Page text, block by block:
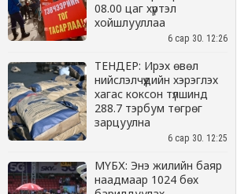
08.00 цаг хүртэл
хойшлууллаа
6 сар 30. 12:26
ТЕНДЕР: Ирэх өвөл
нийслэлчүүдийн хэрэглэх
хагас коксон түлшинд
288.7 тэрбум төгрөг
зарцуулна
6 сар 30. 12:25
МҮБХ: Энэ жилийн баяр
наадмаар 1024 бөх